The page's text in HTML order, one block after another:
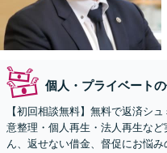
個人・プライベート
【初回相談無料】無料で返済シ
意整理・個人再生・法人再生な
ん、返せない借金、督促にお悩